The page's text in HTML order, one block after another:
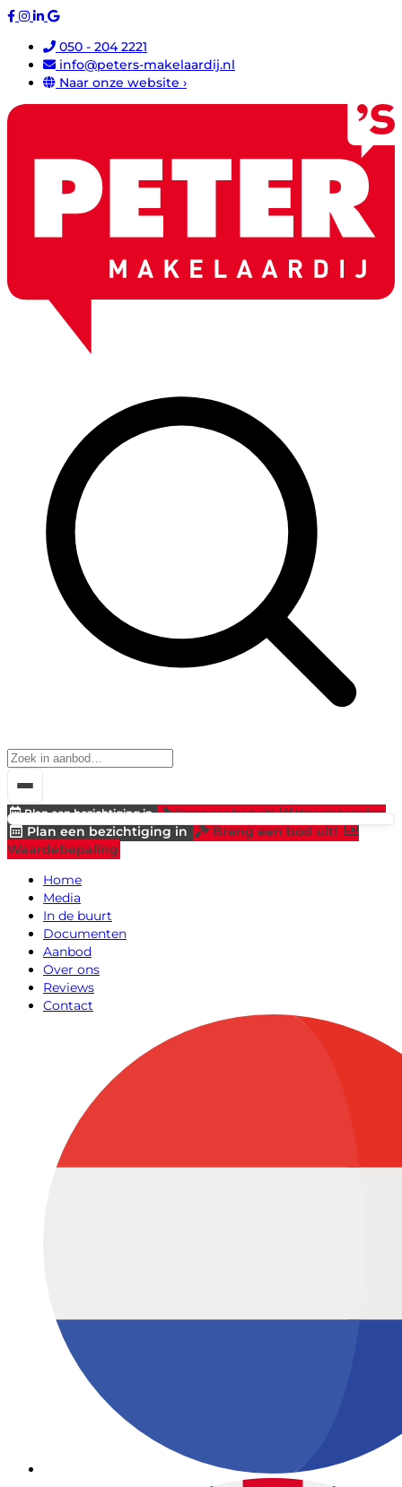
050 - 204 2221
info@peters-makelaardij.nl
Naar onze website ›
Plan een bezichtiging in Breng een bod uit! Waardebepaling
Plan een bezichtiging in
Breng een bod uit!
Waardebepaling
Home
Media
In de buurt
Documenten
Aanbod
Over ons
Reviews
Contact